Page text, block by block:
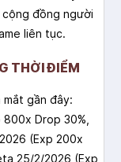
đồng người
liên tục.
THỜI ĐIỂM
mắt gần đây:
Drop 30%,
(Exp 200x
25/2/2026 (Exp